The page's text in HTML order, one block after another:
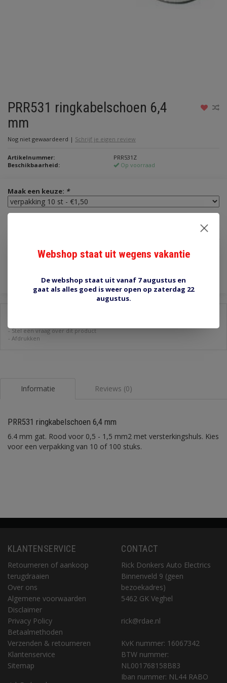
PRR531 ringkabelschoen 6,4
mm
Nog niet gewaardeerd | Schrijf je eigen review
Artikelnummer:
PRR531Z
Beschikbaarheid:
Op voorraad
Maak een keuze: *
€1,50
Toevoegen aan winkelwagen
-Stel een vraag over dit product
- Afdrukken
Informatie Reviews (0)
PRR531 ringkabelschoen 6,4 mm
6.4 mm gat. Rood voor 0,5 - 1,5 mm2 met versterkingshuls. Kies
voor een verpakking van 10 of 100 stuks.
KLANTENSERVICE
Retourneren of aankoop
terugdraaien
Over ons
Algemene voorwaarden
Disclaimer
Privacy Policy
Betaalmethoden
Verzenden & retourneren
Klantenservice
Sitemap
CONTACT
Rick Donkers Auto Electrics
Binnenveld 9 (geen
bezoekadres)
5462 GK Veghel
rick@rdae.nl
KvK nummer: 16067342
BTW nummer:
NL001768158B83
Iban nummer: NL44 RABO
Webshop staat uit wegens vakantie
De webshop staat uit vanaf 7 augustus en
gaat als alles goed is weer open op zaterdag 22
augustus.